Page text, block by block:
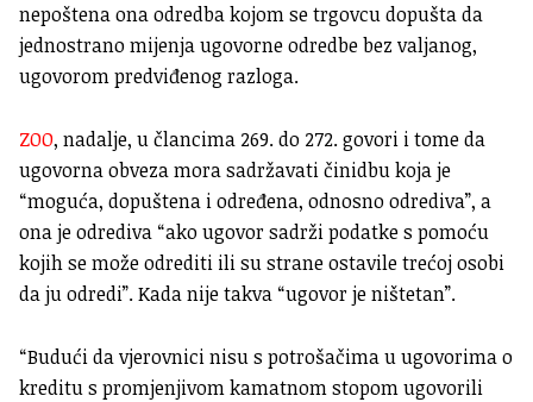
nepoštena ona odredba kojom se trgovcu dopušta da
jednostrano mijenja ugovorne odredbe bez valjanog,
ugovorom predviđenog razloga.
ZOO, nadalje, u člancima 269. do 272. govori i tome da
ugovorna obveza mora sadržavati činidbu koja je
“moguća, dopuštena i određena, odnosno odrediva”, a
ona je odrediva “ako ugovor sadrži podatke s pomoću
kojih se može odrediti ili su strane ostavile trećoj osobi
da ju odredi”. Kada nije takva “ugovor je ništetan”.
“Budući da vjerovnici nisu s potrošačima u ugovorima o
kreditu s promjenjivom kamatnom stopom ugovorili